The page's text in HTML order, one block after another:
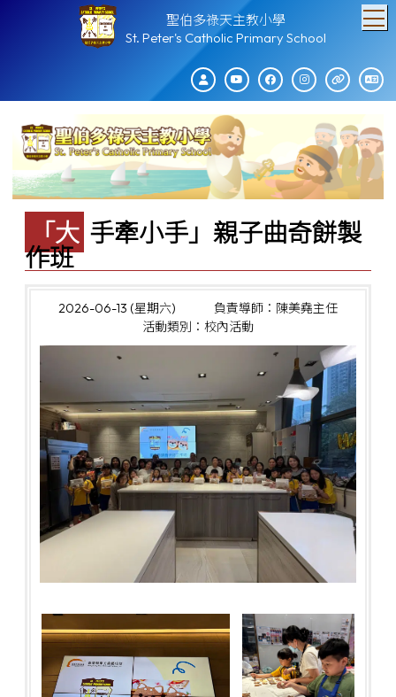
聖伯多祿天主教小學
St. Peter's Catholic Primary School
「大手牽小手」親子曲奇餅製
作班
2026-06-13 (星期六)
負責導師：陳美堯主任
活動類別：校內活動